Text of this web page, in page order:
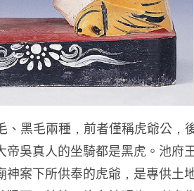
黑毛兩種，前者僅稱虎爺公
吳真人的坐騎都是黑虎。池府
案下所供奉的虎爺，是專供土